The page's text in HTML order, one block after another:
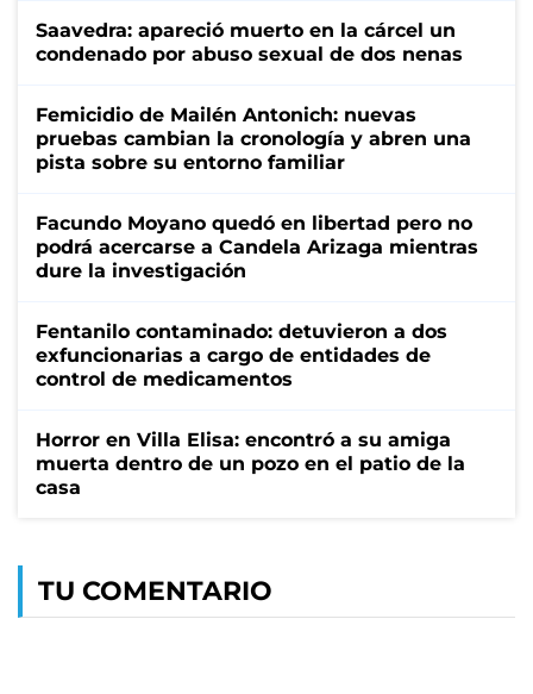
Saavedra: apareció muerto en la cárcel un
condenado por abuso sexual de dos nenas
Femicidio de Mailén Antonich: nuevas
pruebas cambian la cronología y abren una
pista sobre su entorno familiar
Facundo Moyano quedó en libertad pero no
podrá acercarse a Candela Arizaga mientras
dure la investigación
Fentanilo contaminado: detuvieron a dos
exfuncionarias a cargo de entidades de
control de medicamentos
Horror en Villa Elisa: encontró a su amiga
muerta dentro de un pozo en el patio de la
casa
TU COMENTARIO